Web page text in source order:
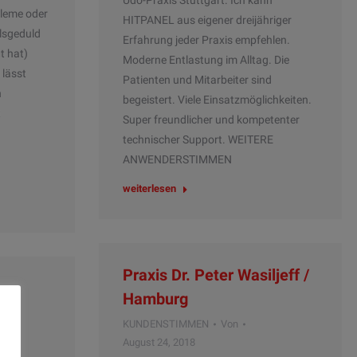
oder
hat)
lässt
HITPANEL aus eigener dreijähriger
Erfahrung jeder Praxis empfehlen.
Moderne Entlastung im Alltag. Die
Patienten und Mitarbeiter sind
begeistert. Viele Einsatzmöglichkeiten.
Super freundlicher und kompetenter
technischer Support. WEITERE
ANWENDERSTIMMEN
weiterlesen
Praxis Dr. Peter Wasiljeff /
Hamburg
KUNDENSTIMMEN
Von
August 24, 2018